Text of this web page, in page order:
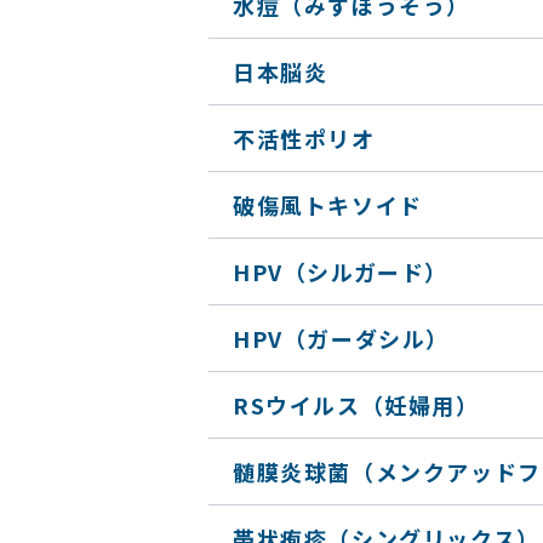
日本脳炎
不活性ポリオ
破傷風トキソイド
HPV（シルガード）
HPV（ガーダシル）
RSウイルス（妊婦用）
髄膜炎球菌（メンクアッド